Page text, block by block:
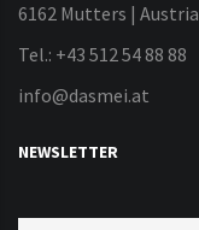
6162 Mutters | Austria
Tel.: +43 512 54 88 88
info@dasmei.at
NEWSLETTER